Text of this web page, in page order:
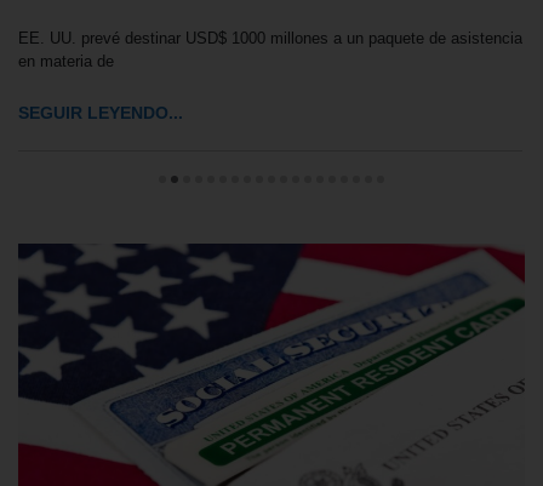
EE. UU. prevé destinar USD$ 1000 millones a un paquete de asistencia
en materia de
SEGUIR LEYENDO...